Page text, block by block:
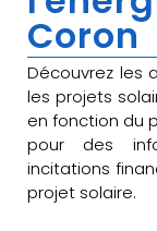
Coron
Découvrez les
les projets
en fonction du
pour des
incitations
projet solaire.